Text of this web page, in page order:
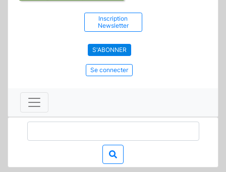
Inscription
Newsletter
S'ABONNER
Se connecter